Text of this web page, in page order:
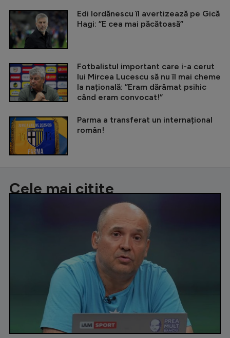
Edi Iordănescu îl avertizează pe Gică
Hagi: ”E cea mai păcătoasă”
Fotbalistul important care i-a cerut
lui Mircea Lucescu să nu îl mai cheme
la națională: ”Eram dărâmat psihic
când eram convocat!”
Parma a transferat un internațional
român!
Cele mai citite